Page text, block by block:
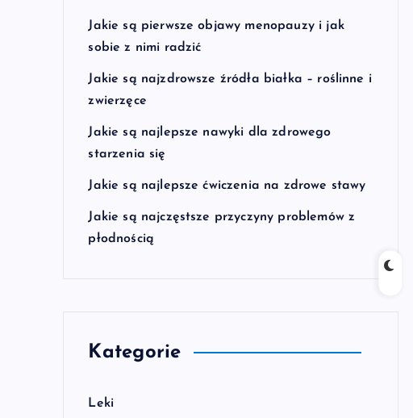
Jakie są pierwsze objawy menopauzy i jak
sobie z nimi radzić
Jakie są najzdrowsze źródła białka – roślinne i
zwierzęce
Jakie są najlepsze nawyki dla zdrowego
starzenia się
Jakie są najlepsze ćwiczenia na zdrowe stawy
Jakie są najczęstsze przyczyny problemów z
płodnością
Kategorie
Leki